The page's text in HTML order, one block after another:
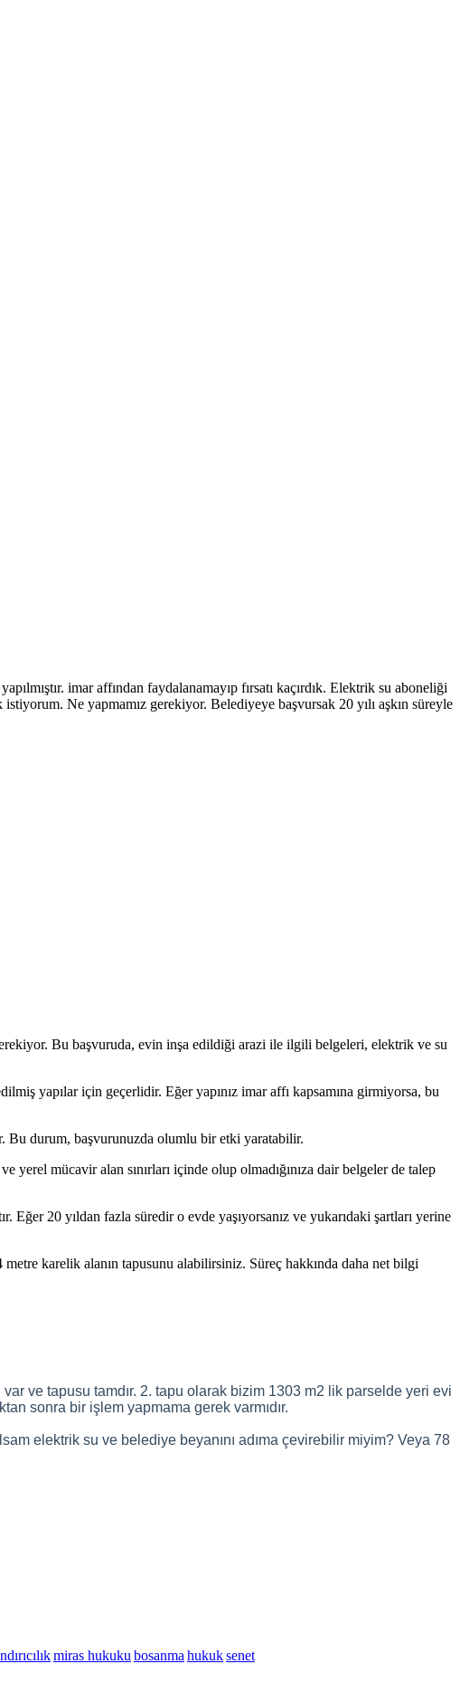
imar affından faydalanamayıp fırsatı kaçırdık. Elektrik su aboneliği
Ne yapmamız gerekiyor. Belediyeye başvursak 20 yılı aşkın süreyle
Bu başvuruda, evin inşa edildiği arazi ile ilgili belgeleri, elektrik ve su
yapılar için geçerlidir. Eğer yapınız imar affı kapsamına girmiyorsa, bu
Bu durum, başvurunuzda olumlu bir etki yaratabilir.
yerel mücavir alan sınırları içinde olup olmadığınıza dair belgeler de talep
20 yıldan fazla süredir o evde yaşıyorsanız ve yukarıdaki şartları yerine
karelik alanın tapusunu alabilirsiniz. Süreç hakkında daha net bilgi
ve tapusu tamdır. 2. tapu olarak bizim 1303 m2 lik parselde yeri evi
sonra bir işlem yapmama gerek varmıdır.
elektrik su ve belediye beyanını adıma çevirebilir miyim? Veya 78
miras hukuku bosanma hukuksenet